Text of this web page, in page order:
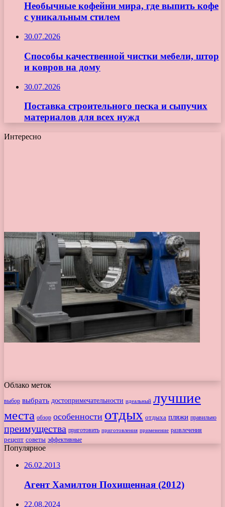
Необычные кофейни мира, где выпить кофе
с уникальным стилем
30.07.2026
Способы качественной чистки мебели, штор
и ковров на дому
30.07.2026
Поставка строительного песка и сыпучих
материалов для всех нужд
Интересно
Облако меток
выбор выбрать достопримечательности идеальный лучшие
места обзор особенности отдых отдыха пляжи правильно
преимущества приготовить приготовления применение развлечения
рецепт советы эффективные
Популярное
26.02.2013
Агент Хамилтон Похищенная (2012)
22.08.2024